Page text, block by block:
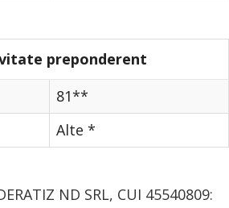
preponderent
81**
Alte *
ND SRL, CUI 45540809: